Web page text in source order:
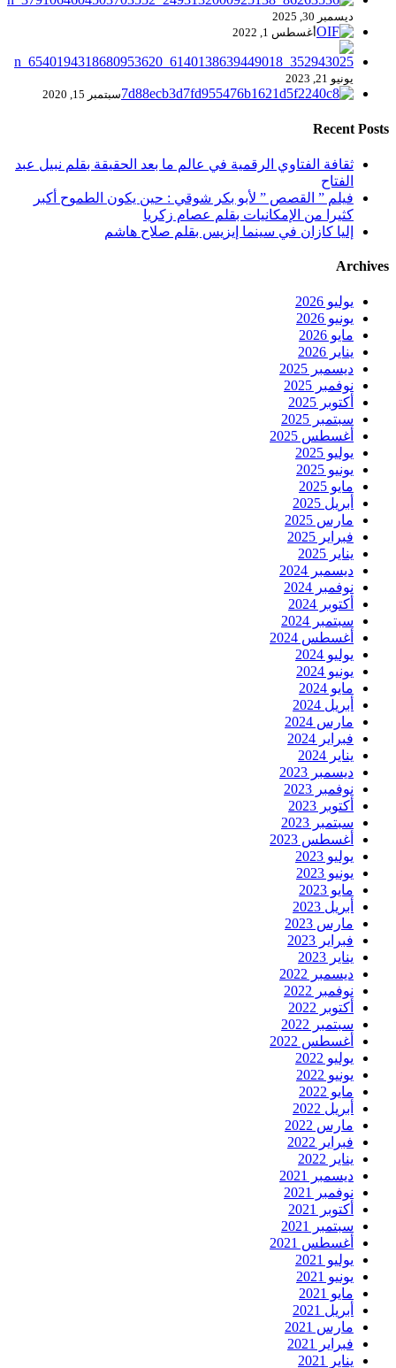
ديسمبر 30, 2025
أغسطس 1, 2022
يونيو 21, 2023
سبتمبر 15, 2020
Recent Posts
ثقافة الفتاوي الرقمية في عالم ما بعد الحقيقة بقلم نبيل عبد
الفتاح
فيلم ” القصص ” لأبو بكر شوقي : حين يكون الطموح أكبر
كثيرا من الإمكانيات بقلم عصام زكريا
إليا كازان في سينما إيزيس بقلم صلاح هاشم
Archives
يوليو 2026
يونيو 2026
مايو 2026
يناير 2026
ديسمبر 2025
نوفمبر 2025
أكتوبر 2025
سبتمبر 2025
أغسطس 2025
يوليو 2025
يونيو 2025
مايو 2025
أبريل 2025
مارس 2025
فبراير 2025
يناير 2025
ديسمبر 2024
نوفمبر 2024
أكتوبر 2024
سبتمبر 2024
أغسطس 2024
يوليو 2024
يونيو 2024
مايو 2024
أبريل 2024
مارس 2024
فبراير 2024
يناير 2024
ديسمبر 2023
نوفمبر 2023
أكتوبر 2023
سبتمبر 2023
أغسطس 2023
يوليو 2023
يونيو 2023
مايو 2023
أبريل 2023
مارس 2023
فبراير 2023
يناير 2023
ديسمبر 2022
نوفمبر 2022
أكتوبر 2022
سبتمبر 2022
أغسطس 2022
يوليو 2022
يونيو 2022
مايو 2022
أبريل 2022
مارس 2022
فبراير 2022
يناير 2022
ديسمبر 2021
نوفمبر 2021
أكتوبر 2021
سبتمبر 2021
أغسطس 2021
يوليو 2021
يونيو 2021
مايو 2021
أبريل 2021
مارس 2021
فبراير 2021
يناير 2021